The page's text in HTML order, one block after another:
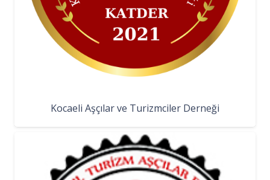
Kocaeli Aşçılar ve Turizmciler Derneği